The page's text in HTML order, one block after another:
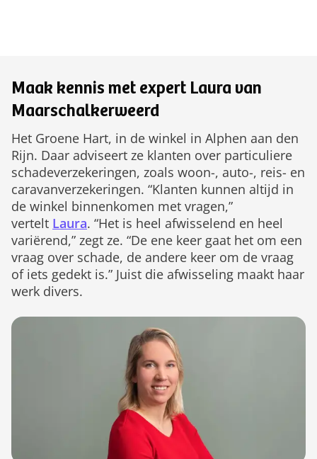
Maak kennis met expert Laura van
Maarschalkerweerd
Het Groene Hart, in de winkel in Alphen aan den
Rijn. Daar adviseert ze klanten over particuliere
schadeverzekeringen, zoals woon-, auto-, reis- en
caravanverzekeringen. “Klanten kunnen altijd in
de winkel binnenkomen met vragen,”
vertelt Laura. “Het is heel afwisselend en heel
variërend,” zegt ze. “De ene keer gaat het om een
vraag over schade, de andere keer om de vraag
of iets gedekt is.” Juist die afwisseling maakt haar
werk divers.